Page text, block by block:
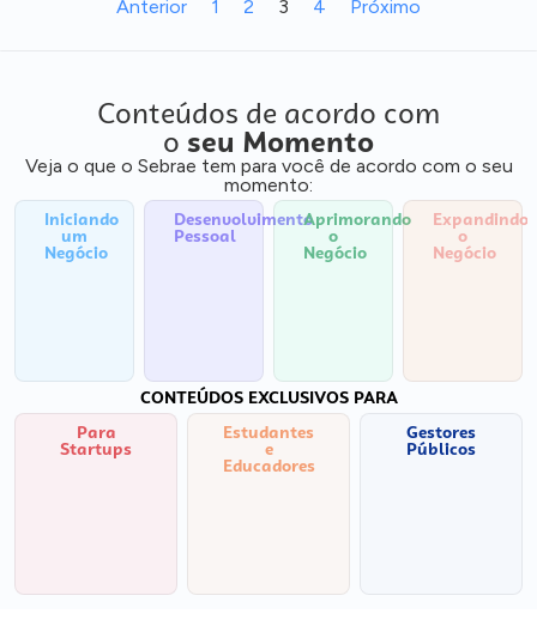
Anterior 1 2 3 4 Próximo
Conteúdos de acordo com
o seu Momento
Veja o que o Sebrae tem para você de acordo com o seu
momento:
Iniciando
um
Negócio
Desenvolvimento
Pessoal
Aprimorando
o
Negócio
Expandindo
o
Negócio
CONTEÚDOS EXCLUSIVOS PARA
Para
Startups
Estudantes
e
Educadores
Gestores
Públicos